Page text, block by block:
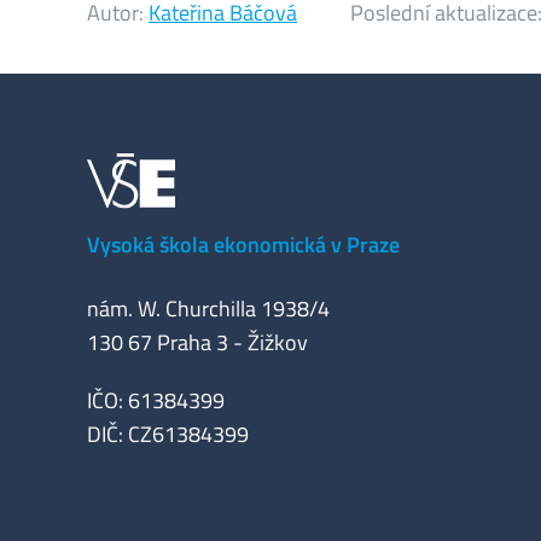
Autor: Kateřina Báčová Poslední aktualizace:
Vysoká škola ekonomická v Praze
nám. W. Churchilla 1938/4
130 67 Praha 3 - Žižkov
IČO: 61384399
DIČ: CZ61384399